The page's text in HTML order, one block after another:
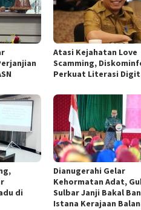
Atasi Kejahatan Love
Scamming,
Perkuat Literasi
di
Dianugerahi Gelar
Kehormatan Adat,
Sulbar Janji Bakal
Istana Kerajaan